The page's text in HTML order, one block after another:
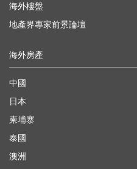
海外樓盤
地產界專家前景論壇
海外房產
中國
日本
柬埔寨
泰國
澳洲